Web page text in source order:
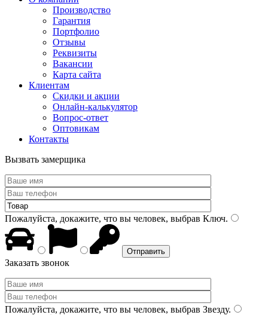
Производство
Гарантия
Портфолио
Отзывы
Реквизиты
Вакансии
Карта сайта
Клиентам
Скидки и акции
Онлайн-калькулятор
Вопрос-ответ
Оптовикам
Контакты
Вызвать замерщика
Пожалуйста, докажите, что вы человек, выбрав Ключ.
Заказать звонок
Пожалуйста, докажите, что вы человек, выбрав Звезду.